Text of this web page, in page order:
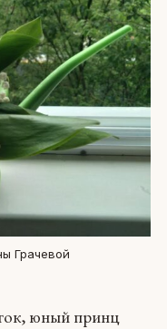
Грачевой
юный принц